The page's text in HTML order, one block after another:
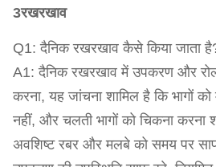
3रखरखाव
Q1: दैनिक रखरखाव कैसे किया जाता
A1: दैनिक रखरखाव में उपकरण और
करना, यह जांचना शामिल है कि भागों
नहीं, और चलती भागों को चिकना करना
अवशिष्ट रबर और मलबे को समय पर साफ